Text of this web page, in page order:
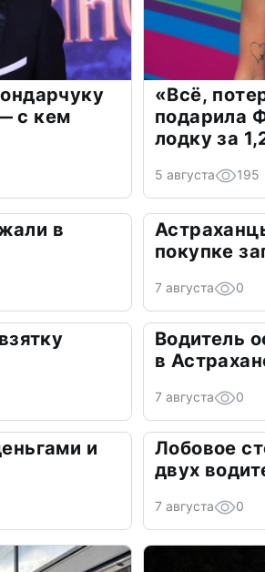
с кем
«Всё,
подарила
лодку за
5 августа 195
в
покупке
7 августа 0
Водитель
в
7 августа 0
и
Лобовое
двух
7 августа 0